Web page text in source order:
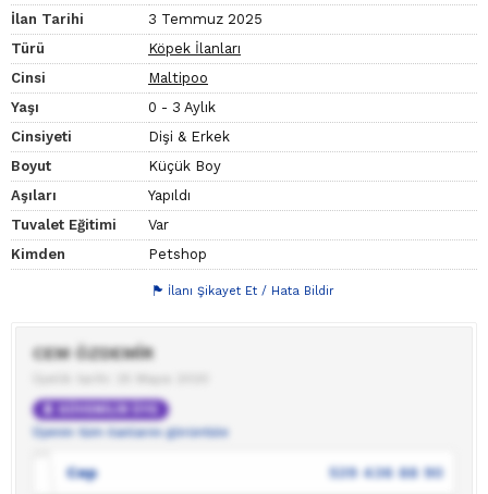
İlan Tarihi
3 Temmuz 2025
Türü
Köpek İlanları
Cinsi
Maltipoo
Yaşı
0 - 3 Aylık
Cinsiyeti
Dişi & Erkek
Boyut
Küçük Boy
Aşıları
Yapıldı
Tuvalet Eğitimi
Var
Kimden
Petshop
İlanı Şikayet Et / Hata Bildir
CEM ÖZDEMİR
Üyenin tüm ilanlarını görüntüle
Cep 539 436 88 90